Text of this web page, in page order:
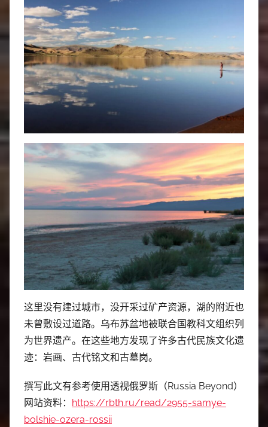
这里没有建过城市，没开采过矿产资源，湖的附近也
未曾敷设过道路。乌布苏盆地被联合国教科文组织列
为世界遗产。在这些地方发现了许多古代民族文化遗
迹：岩画、古代铭文和古墓岗。
撰写此文有参考使用透视俄罗斯（Russia Beyond）
网站资料：
https://rbth.ru/read/2955-samye-
bolshie-ozera-rossii